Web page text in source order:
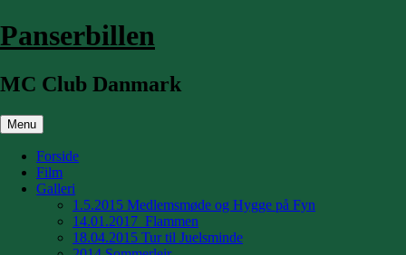
Hop
til
Panserbillen
MC Club Danmark
Menu
Forside
Film
Galleri
1.5.2015 Medlemsmøde og Hygge på Fyn
14.01.2017_Flammen
18.04.2015 Tur til Juelsminde